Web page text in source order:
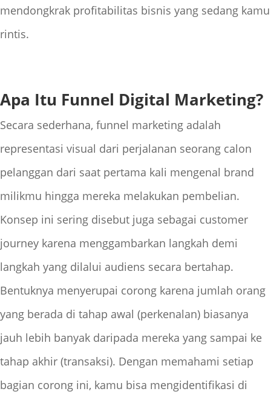
mendongkrak profitabilitas bisnis yang sedang kamu
rintis.
Apa Itu Funnel Digital Marketing?
Secara sederhana, funnel marketing adalah
representasi visual dari perjalanan seorang calon
pelanggan dari saat pertama kali mengenal brand
milikmu hingga mereka melakukan pembelian.
Konsep ini sering disebut juga sebagai customer
journey karena menggambarkan langkah demi
langkah yang dilalui audiens secara bertahap.
Bentuknya menyerupai corong karena jumlah orang
yang berada di tahap awal (perkenalan) biasanya
jauh lebih banyak daripada mereka yang sampai ke
tahap akhir (transaksi). Dengan memahami setiap
bagian corong ini, kamu bisa mengidentifikasi di